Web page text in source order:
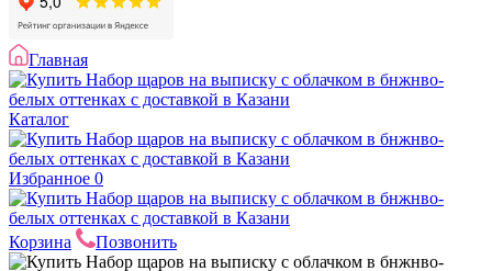
Главная
Каталог
Избранное 0
Корзина Позвонить